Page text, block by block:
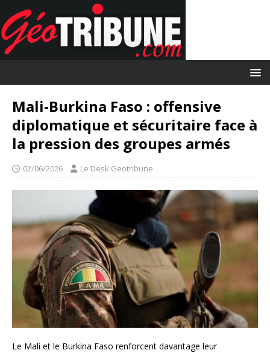
Mali-Burkina Faso : offensive
diplomatique et sécuritaire face à
la pression des groupes armés
02/06/2026 Le Desk Geotribune
Le Mali et le Burkina Faso renforcent davantage leur